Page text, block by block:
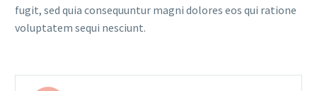
fugit, sed quia consequuntur magni dolores eos qui ratione
voluptatem sequi nesciunt.